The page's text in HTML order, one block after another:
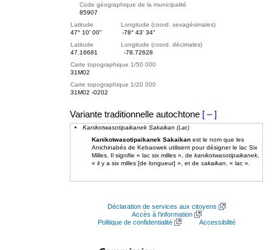
Code géographique de la municipalité
85907
Latitude Longitude (coord. sexagésimales)
47° 10' 00"
-78° 43' 34"
Latitude Longitude (coord. décimales)
47.16681
-78.72628
Carte topographique 1/50 000
31M02
Carte topographique 1/20 000
31M02 -0202
Variante traditionnelle autochtone [ – ]
Kanikotwasotipaikanek Sakaikan (Lac)
Kanikotwasotipaikanek Sakaikan est le nom que les
Anichinabés de Kebaowek utilisent pour désigner le lac Six
Milles. Il signifie « lac six milles », de kanikotwasotipaikanek
« il y a six milles [de longueur] », et de sakaikan , « lac ».
Déclaration de services aux citoyens
Accès à l’information
Politique de confidentialité
Accessibilité